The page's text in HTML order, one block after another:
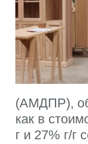
(АМДПР),
как в
г и 27% г/г